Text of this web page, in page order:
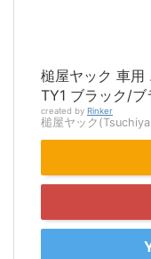
槌屋ヤック 車用
TY1 ブラック/
created by Rinker
槌屋ヤック